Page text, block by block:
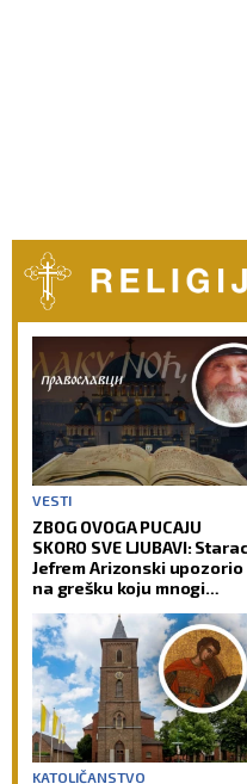
VESTI
ZBOG OVOGA PUCAJU
SKORO SVE LJUBAVI: Starac
Jefrem Arizonski upozorio
na grešku koju mnogi
KATOLIČANSTVO